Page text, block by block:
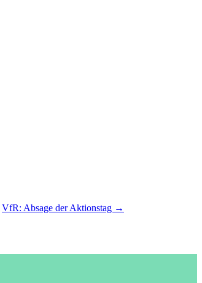
VfR: Absage der Aktionstag →